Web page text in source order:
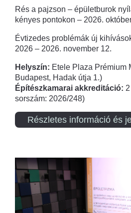
Rés a pajzson – épületburok
kényes pontokon – 2026.
Évtizedes problémák új
2026 – 2026. november 12.
Helyszín: Etele Plaza Prémium
Budapest, Hadak útja 1.)
Építészkamarai akkreditáció:
sorszám: 2026/248)
Részletes információ és